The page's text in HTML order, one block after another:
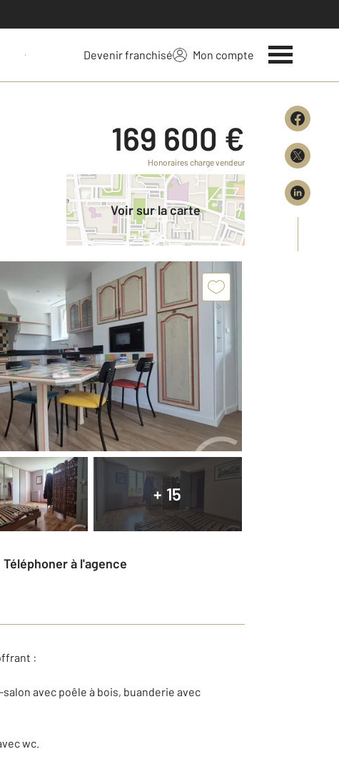
votre bien Devenir franchisé Mon compte
169 600 €
Honoraires charge vendeur
Voir sur la carte
+ 15
Téléphoner à l'agence
:
avec poêle à bois, buanderie avec
wc.